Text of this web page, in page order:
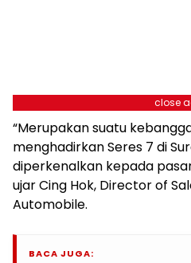
close
“Merupakan suatu
menghadirkan Seres 7 di
diperkenalkan kepada
ujar Cing Hok, Director of
Automobile.
BACA JUGA: